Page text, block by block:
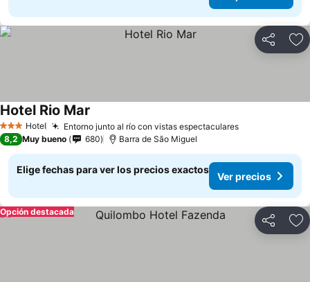
Compartir
3 Estrellas
Hotel Entorno junto al río con vistas espectacularesVer precios
Hotel Rio Mar
8,2 Muy bueno 680 Barra de São Miguel
Elige fechas para ver los precios exactos
Ver precios
Compartir
Opción destacada